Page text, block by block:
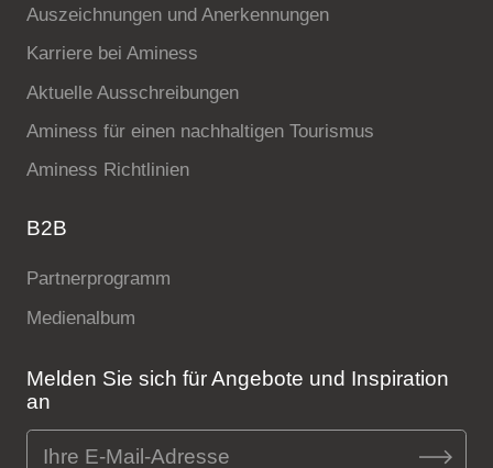
Auszeichnungen und Anerkennungen
Karriere bei Aminess
Aktuelle Ausschreibungen
Aminess für einen nachhaltigen Tourismus
Aminess Richtlinien
B2B
Partnerprogramm
Medienalbum
Melden Sie sich für Angebote und Inspiration
an